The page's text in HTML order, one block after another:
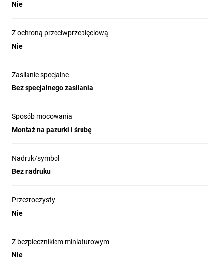
Nie
Z ochroną przeciwprzepięciową
Nie
Zasilanie specjalne
Bez specjalnego zasilania
Sposób mocowania
Montaż na pazurki i śrubę
Nadruk/symbol
Bez nadruku
Przezroczysty
Nie
Z bezpiecznikiem miniaturowym
Nie